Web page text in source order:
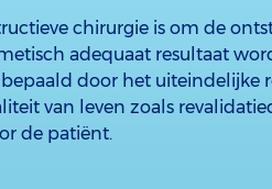
chirurgie is om de
adequaat resultaat
door het uiteindelijke
van leven zoals
de patiënt.